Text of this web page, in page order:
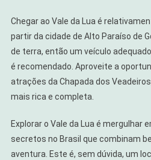
Chegar ao Vale da Lua é
partir da cidade de Alto Paraíso de
de terra, então um veículo
é recomendado. Aproveite a
atrações da Chapada dos
mais rica e completa.
Explorar o Vale da Lua é mergulhar
secretos no Brasil que combinam
aventura. Este é, sem dúvida, um